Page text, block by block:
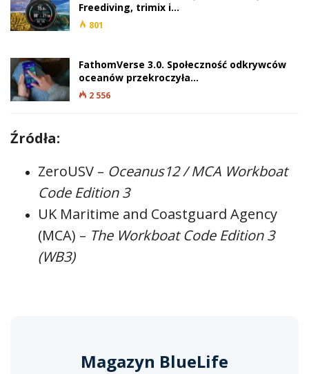
Freediving, trimix i…
801
FathomVerse 3.0. Społeczność odkrywców
oceanów przekroczyła…
2 556
Źródła:
ZeroUSV – Oceanus12 / MCA Workboat
Code Edition 3
UK Maritime and Coastguard Agency
(MCA) – The Workboat Code Edition 3
(WB3)
Magazyn BlueLife